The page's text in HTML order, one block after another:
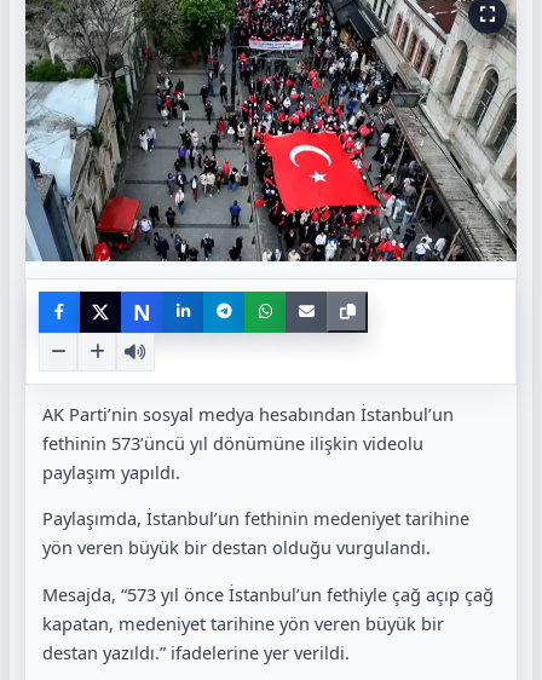
N
AK Parti’nin sosyal medya hesabından İstanbul’un
fethinin 573’üncü yıl dönümüne ilişkin videolu
paylaşım yapıldı.
Paylaşımda, İstanbul’un fethinin medeniyet tarihine
yön veren büyük bir destan olduğu vurgulandı.
Mesajda, “573 yıl önce İstanbul’un fethiyle çağ açıp çağ
kapatan, medeniyet tarihine yön veren büyük bir
destan yazıldı.” ifadelerine yer verildi.